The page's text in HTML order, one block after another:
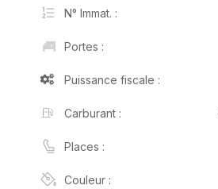
N° Immat. :
Portes :
Puissance fiscale :
Carburant :
Places :
Couleur :